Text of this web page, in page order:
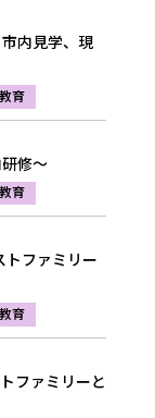
内見学、現
育
修～
育
ファミリー
育
ファミリーと